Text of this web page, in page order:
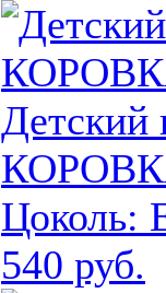
Цоколь:
540 руб.